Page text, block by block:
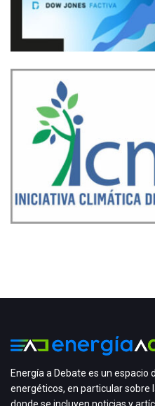
Energía a Debate es un espacio
energéticos, en particular sobre